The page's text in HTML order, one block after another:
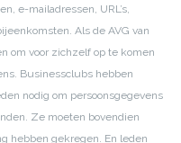
e-mailadressen, URL’s,
Als de AVG van
om voor zichzelf op te komen
Businessclubs hebben
nodig om persoonsgegevens
Ze moeten bovendien
hebben gekregen. En leden